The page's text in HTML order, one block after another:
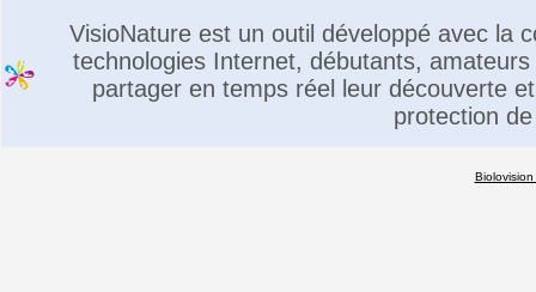
VisioNature est un outil développé avec la
technologies Internet, débutants,
partager en temps réel leur découverte
protection
Biolovision